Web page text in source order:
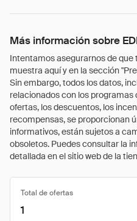
Más información sobre
Intentamos asegurarnos de que
muestra aquí y en la sección
Sin embargo, todos los datos,
relacionados con los programas
ofertas, los descuentos, los
recompensas, se proporcionan
informativos, están sujetos a
obsoletos. Puedes consultar la
detallada en el sitio web de la
Total de ofertas
1